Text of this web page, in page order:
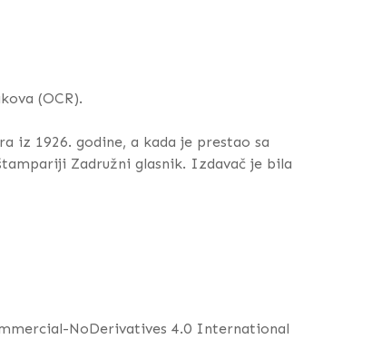
(OCR).
iz 1926. godine, a kada je prestao sa
Zadružni glasnik. Izdavač je bila
NoDerivatives 4.0 International